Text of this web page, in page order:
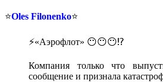
⭐️Oles Filonenko⭐️
⚡️«Аэрофлот» 😶😶😶⁉️
Компания только что
сообщение и признала